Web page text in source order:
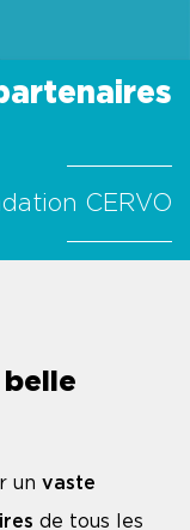
CERVO
belle
un vaste
de tous les